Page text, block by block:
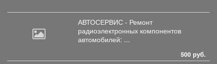
АВТОСЕРВИС - Ремонт
радиоэлектронных компонентов
автомобилей: ...
500 руб.